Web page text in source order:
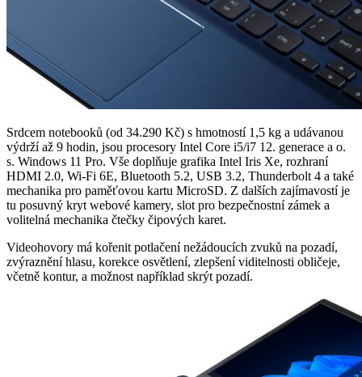
Srdcem notebooků (od 34.290 Kč) s hmotností 1,5 kg a udávanou
výdrží až 9 hodin, jsou procesory Intel Core i5/i7 12. generace a o.
s. Windows 11 Pro. Vše doplňuje grafika Intel Iris Xe, rozhraní
HDMI 2.0, Wi-Fi 6E, Bluetooth 5.2, USB 3.2, Thunderbolt 4 a také
mechanika pro paměťovou kartu MicroSD. Z dalších zajímavostí je
tu posuvný kryt webové kamery, slot pro bezpečnostní zámek a
volitelná mechanika čtečky čipových karet.
Videohovory má kořenit potlačení nežádoucích zvuků na pozadí,
zvýraznění hlasu, korekce osvětlení, zlepšení viditelnosti obličeje,
včetně kontur, a možnost například skrýt pozadí.